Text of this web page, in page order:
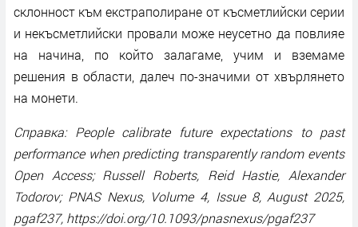
склонност към екстраполиране от късметлийски серии
и некъсметлийски провали може неусетно да повлияе
на начина, по който залагаме, учим и вземаме
решения в области, далеч по-значими от хвърлянето
на монети.
Справка: People calibrate future expectations to past
performance when predicting transparently random events
Open Access; Russell Roberts, Reid Hastie, Alexander
Todorov; PNAS Nexus, Volume 4, Issue 8, August 2025,
pgaf237, https://doi.org/10.1093/pnasnexus/pgaf237